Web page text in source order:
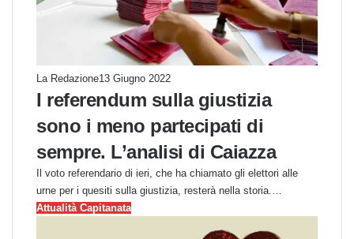
La Redazione13 Giugno 2022
I referendum sulla giustizia
sono i meno partecipati di
sempre. L’analisi di Caiazza
Il voto referendario di ieri, che ha chiamato gli elettori alle
urne per i quesiti sulla giustizia, resterà nella storia.…
Attualità Capitanata